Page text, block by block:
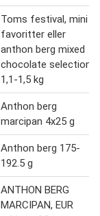
Toms festival, mini
favoritter eller
anthon berg mixed
chocolate selection
1,1-1,5 kg
Anthon berg
marcipan 4x25 g
Anthon berg 175-
192.5 g
ANTHON BERG
MARCIPAN, EUR